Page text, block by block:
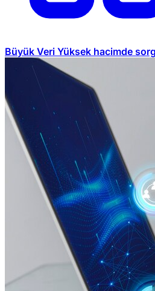
Büyük Veri Yüksek hacimde